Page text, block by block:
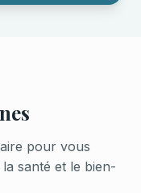
pour vous
santé et le bien-